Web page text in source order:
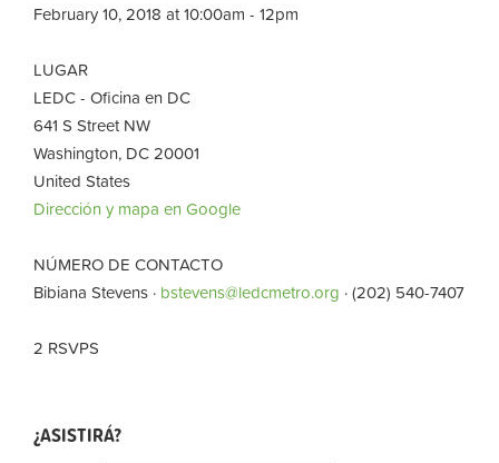
February 10, 2018 at 10:00am - 12pm
LUGAR
LEDC - Oficina en DC
641 S Street NW
Washington, DC 20001
United States
Dirección y mapa en Google
NÚMERO DE CONTACTO
Bibiana Stevens · bstevens@ledcmetro.org · (202) 540-7407
2 RSVPS
¿ASISTIRÁ?